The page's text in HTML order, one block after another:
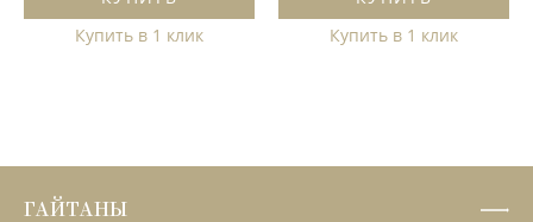
Купить в 1 клик
Купить в 1 клик
ГАЙТАНЫ